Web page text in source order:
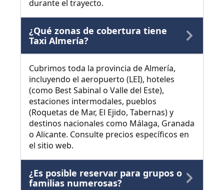
durante el trayecto.
¿Qué zonas de cobertura tiene
Taxi Almería?
Cubrimos toda la provincia de Almería,
incluyendo el aeropuerto (LEI), hoteles
(como Best Sabinal o Valle del Este),
estaciones intermodales, pueblos
(Roquetas de Mar, El Ejido, Tabernas) y
destinos nacionales como Málaga, Granada
o Alicante. Consulte precios específicos en
el sitio web.
¿Es posible reservar para grupos o
familias numerosas?